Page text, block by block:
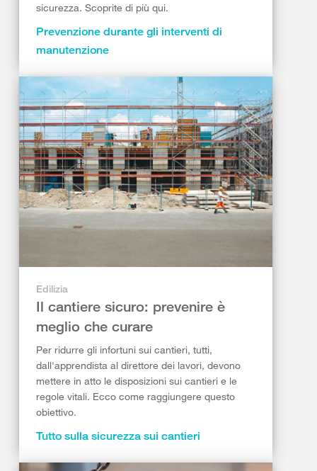
sicurezza. Scoprite di più qui.
Prevenzione durante gli interventi di
manutenzione
Edilizia
Il cantiere sicuro: prevenire è
meglio che curare
Per ridurre gli infortuni sui cantieri, tutti,
dall'apprendista al direttore dei lavori, devono
mettere in atto le disposizioni sui cantieri e le
regole vitali. Ecco come raggiungere questo
obiettivo.
Tutto sulla sicurezza sui cantieri